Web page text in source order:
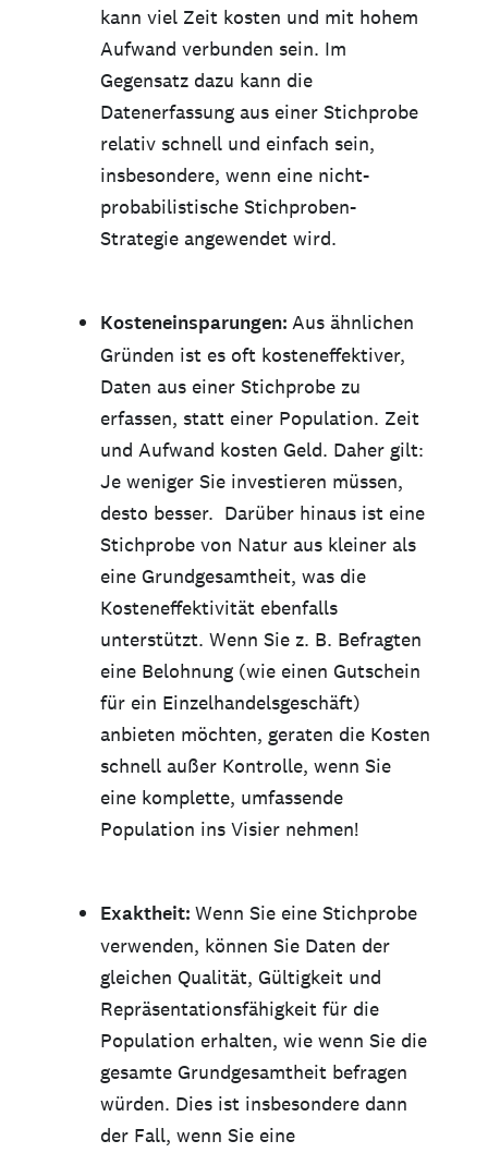
kann viel Zeit kosten und mit hohem
Aufwand verbunden sein. Im
Gegensatz dazu kann die
Datenerfassung aus einer Stichprobe
relativ schnell und einfach sein,
insbesondere, wenn eine nicht-
probabilistische Stichproben-
Strategie angewendet wird.
Kosteneinsparungen: Aus ähnlichen
Gründen ist es oft kosteneffektiver,
Daten aus einer Stichprobe zu
erfassen, statt einer Population. Zeit
und Aufwand kosten Geld. Daher gilt:
Je weniger Sie investieren müssen,
desto besser. Darüber hinaus ist eine
Stichprobe von Natur aus kleiner als
eine Grundgesamtheit, was die
Kosteneffektivität ebenfalls
unterstützt. Wenn Sie z. B. Befragten
eine Belohnung (wie einen Gutschein
für ein Einzelhandelsgeschäft)
anbieten möchten, geraten die Kosten
schnell außer Kontrolle, wenn Sie
eine komplette, umfassende
Population ins Visier nehmen!
Exaktheit: Wenn Sie eine Stichprobe
verwenden, können Sie Daten der
gleichen Qualität, Gültigkeit und
Repräsentationsfähigkeit für die
Population erhalten, wie wenn Sie die
gesamte Grundgesamtheit befragen
würden. Dies ist insbesondere dann
der Fall, wenn Sie eine